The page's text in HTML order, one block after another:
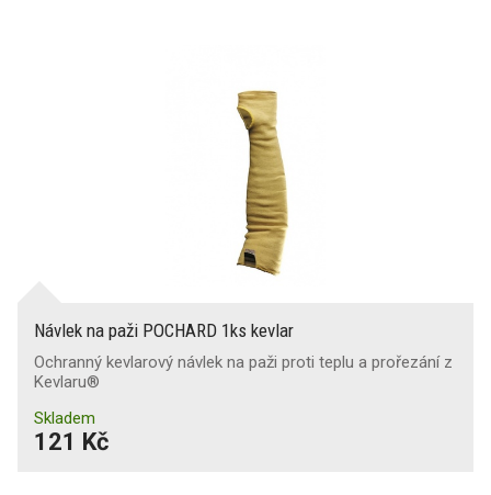
Návlek na paži POCHARD 1ks kevlar
Ochranný kevlarový návlek na paži proti teplu a prořezání z
Kevlaru®
Skladem
121 Kč